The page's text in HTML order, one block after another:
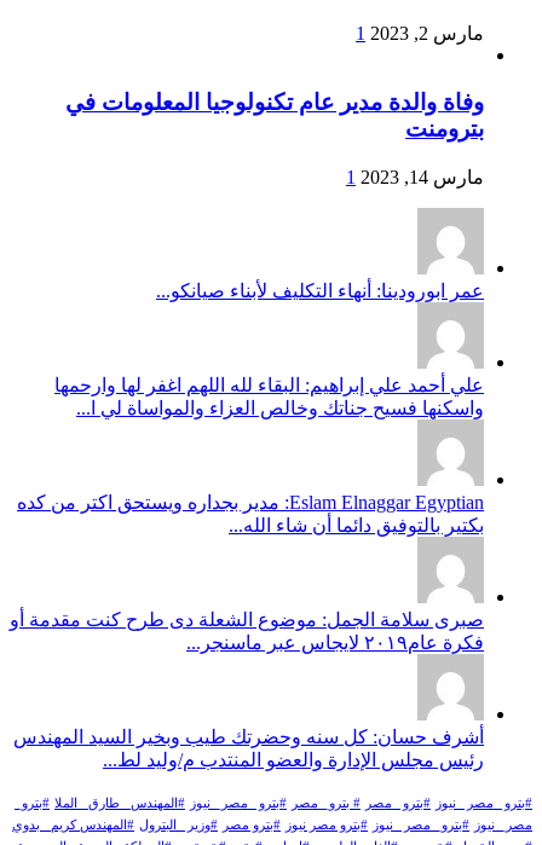
مارس 2, 2023 1
وفاة والدة مدير عام تكنولوجيا المعلومات في
بترومنت
مارس 14, 2023 1
عمر ابورودينا: أنهاء التكليف لأبناء صيانكو...
علي أحمد علي إبراهيم: البقاء لله اللهم اغفر لها وارحمها
واسكنها فسيح جناتك وخالص العزاء والمواساة لي ا...
Eslam Elnaggar Egyptian: مدير بجداره ويستحق اكتر من كده
بكتير بالتوفيق دائما أن شاء الله...
صبرى سلامة الجمل: موضوع الشعلة دى طرح كنت مقدمة أو
فكرة عام٢٠١٩ لايجاس عبر ماسنجر...
أشرف حسان: كل سنه وحضرتك طيب وبخير السيد المهندس
رئيس مجلس الإدارة والعضو المنتدب م/وليد لط...
#بترو _مصر _نيوز #بترو _مصر # بترو_ مصر #بترو _مصر_ نيوز #المهندس _طارق _الملا #بترو_
مصر_ نيوز
#بترو_ مصر _نيوز #بترو مصر نيوز #بترو مصر #وزير _البترول #المهندس كريم_ بدوي